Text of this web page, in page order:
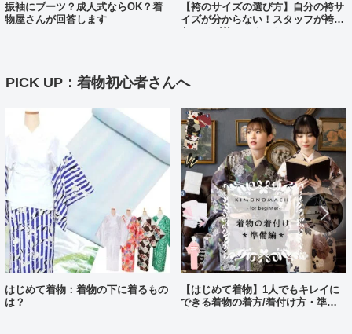
振袖にブーツ？成人式ならOK？着
物屋さんが回答します
【袴のサイズの選び方】自分の袴サ
イズが分からない！スタッフが袴、
PICK UP：着物初心者さんへ
はじめて着物：着物の下に着るもの
は？
【はじめて着物】1人でもキレイに
できる着物の着方/着付け方・準備